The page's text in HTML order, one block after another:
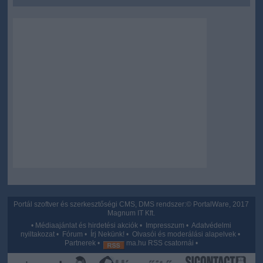
Portál szoftver és szerkesztőségi CMS, DMS rendszer:© PortalWare, 2017
Magnum IT Kft.
• Médiaajánlat és hirdetési akciók • Impresszum •Adatvédelmi
nyiltakozat • Fórum • Írj Nekünk! •Olvasói és moderálási alapelvek •
Partnerek • ma.hu RSS csatornái •